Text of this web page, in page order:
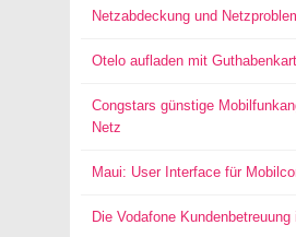
Netzabdeckung und
Otelo aufladen mit
Congstars günstige
Netz
Maui: User Interface für
Die Vodafone Kundenbetreuung